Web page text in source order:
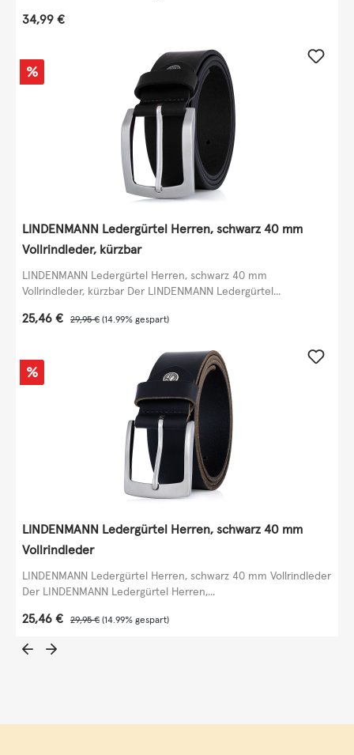
Regulärer Preis:
34,99 €
Rabatt
%
LINDENMANN Ledergürtel Herren, schwarz 40 mm
Vollrindleder, kürzbar
LINDENMANN Ledergürtel Herren, schwarz 40 mm
Vollrindleder, kürzbar Der LINDENMANN Ledergürtel...
Verkaufspreis:
25,46 € Regulärer Preis:
29,95 € (14.99% gespart)
Rabatt
%
LINDENMANN Ledergürtel Herren, schwarz 40 mm
Vollrindleder
LINDENMANN Ledergürtel Herren, schwarz 40 mm Vollrindleder
Der LINDENMANN Ledergürtel Herren,...
Verkaufspreis:
25,46 € Regulärer Preis:
29,95 € (14.99% gespart)